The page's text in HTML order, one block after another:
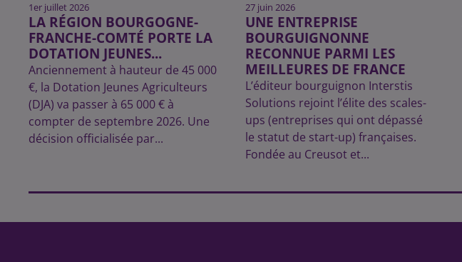
1er juillet 2026
LA RÉGION BOURGOGNE-
FRANCHE-COMTÉ PORTE LA
DOTATION JEUNES...
Anciennement à hauteur de 45 000
€, la Dotation Jeunes Agriculteurs
(DJA) va passer à 65 000 € à
compter de septembre 2026. Une
décision officialisée par...
27 juin 2026
UNE ENTREPRISE
BOURGUIGNONNE
RECONNUE PARMI LES
MEILLEURES DE FRANCE
L’éditeur bourguignon Interstis
Solutions rejoint l’élite des scales-
ups (entreprises qui ont dépassé
le statut de start-up) françaises.
Fondée au Creusot et...